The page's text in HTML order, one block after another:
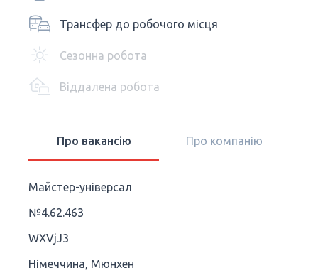
Трансфер до робочого місця
Сезонна робота
Віддалена робота
Про вакансію Про компанію
Майстер-універсал
№4.62.463
WXVjJ3
Німеччина, Мюнхен